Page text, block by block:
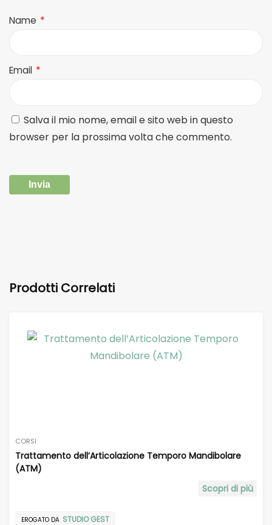
Name *
Email *
Salva il mio nome, email e sito web in questo
browser per la prossima volta che commento.
Prodotti Correlati
CORSI
Trattamento dell’Articolazione Temporo Mandibolare
(ATM)
Scopri di più
EROGATO DA STUDIO GEST